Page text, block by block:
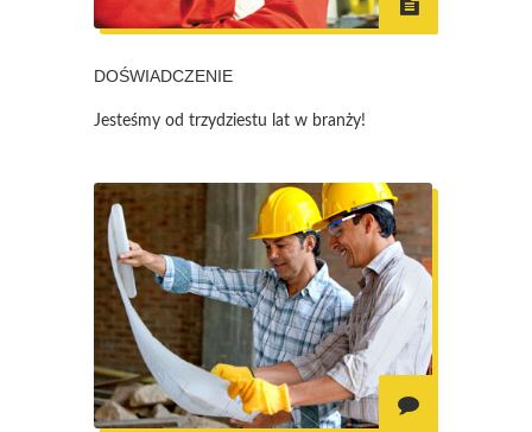
DOŚWIADCZENIE
Jesteśmy od trzydziestu lat w branży!